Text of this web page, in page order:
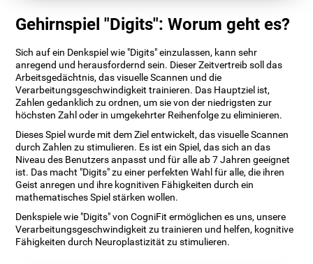
Gehirnspiel "Digits": Worum geht es?
Sich auf ein Denkspiel wie "Digits" einzulassen, kann sehr
anregend und herausfordernd sein. Dieser Zeitvertreib soll das
Arbeitsgedächtnis, das visuelle Scannen und die
Verarbeitungsgeschwindigkeit trainieren. Das Hauptziel ist,
Zahlen gedanklich zu ordnen, um sie von der niedrigsten zur
höchsten Zahl oder in umgekehrter Reihenfolge zu eliminieren.
Dieses Spiel wurde mit dem Ziel entwickelt, das visuelle Scannen
durch Zahlen zu stimulieren. Es ist ein Spiel, das sich an das
Niveau des Benutzers anpasst und für alle ab 7 Jahren geeignet
ist. Das macht "Digits" zu einer perfekten Wahl für alle, die ihren
Geist anregen und ihre kognitiven Fähigkeiten durch ein
mathematisches Spiel stärken wollen.
Denkspiele wie "Digits" von CogniFit ermöglichen es uns, unsere
Verarbeitungsgeschwindigkeit zu trainieren und helfen, kognitive
Fähigkeiten durch Neuroplastizität zu stimulieren.